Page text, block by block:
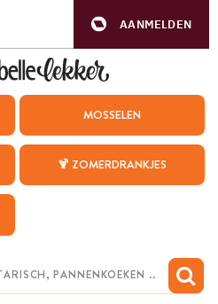
AANMELDEN
MOSSELEN
🍹 ZOMERDRANKJES